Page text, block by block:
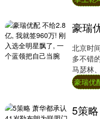
太....
北京时
多不错
马瑟林
没签，
界只给
豪瑞优